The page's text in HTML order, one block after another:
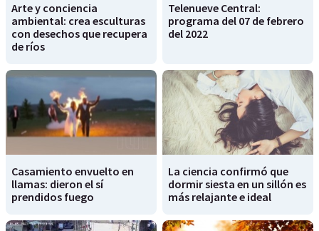
Arte y conciencia
ambiental: crea esculturas
con desechos que recupera
de ríos
Telenueve Central:
programa del 07 de febrero
del 2022
Casamiento envuelto en
llamas: dieron el sí
prendidos fuego
La ciencia confirmó que
dormir siesta en un sillón es
más relajante e ideal